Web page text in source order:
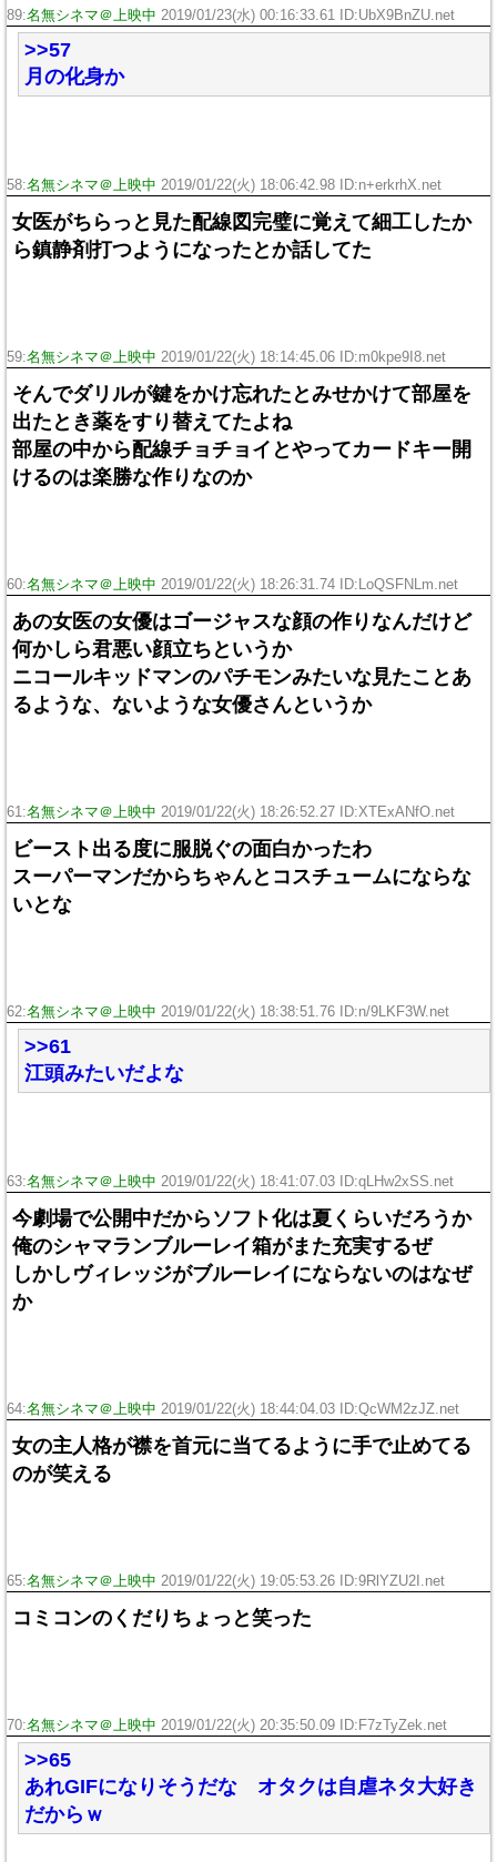
89:名無シネマ＠上映中 2019/01/23(水) 00:16:33.61 ID:UbX9BnZU.net
>>57
月の化身か
58:名無シネマ＠上映中 2019/01/22(火) 18:06:42.98 ID:n+erkrhX.net
女医がちらっと見た配線図完璧に覚えて細工したか
ら鎮静剤打つようになったとか話してた
59:名無シネマ＠上映中 2019/01/22(火) 18:14:45.06 ID:m0kpe9I8.net
そんでダリルが鍵をかけ忘れたとみせかけて部屋を
出たとき薬をすり替えてたよね
部屋の中から配線チョチョイとやってカードキー開
けるのは楽勝な作りなのか
60:名無シネマ＠上映中 2019/01/22(火) 18:26:31.74 ID:LoQSFNLm.net
あの女医の女優はゴージャスな顔の作りなんだけど
何かしら君悪い顔立ちというか
ニコールキッドマンのパチモンみたいな見たことあ
るような、ないような女優さんというか
61:名無シネマ＠上映中 2019/01/22(火) 18:26:52.27 ID:XTExANfO.net
ビースト出る度に服脱ぐの面白かったわ
スーパーマンだからちゃんとコスチュームにならな
いとな
62:名無シネマ＠上映中 2019/01/22(火) 18:38:51.76 ID:n/9LKF3W.net
>>61
江頭みたいだよな
63:名無シネマ＠上映中 2019/01/22(火) 18:41:07.03 ID:qLHw2xSS.net
今劇場で公開中だからソフト化は夏くらいだろうか
俺のシャマランブルーレイ箱がまた充実するぜ
しかしヴィレッジがブルーレイにならないのはなぜ
か
64:名無シネマ＠上映中 2019/01/22(火) 18:44:04.03 ID:QcWM2zJZ.net
女の主人格が襟を首元に当てるように手で止めてる
のが笑える
65:名無シネマ＠上映中 2019/01/22(火) 19:05:53.26 ID:9RlYZU2I.net
コミコンのくだりちょっと笑った
70:名無シネマ＠上映中 2019/01/22(火) 20:35:50.09 ID:F7zTyZek.net
>>65
あれGIFになりそうだな オタクは自虐ネタ大好き
だからｗ